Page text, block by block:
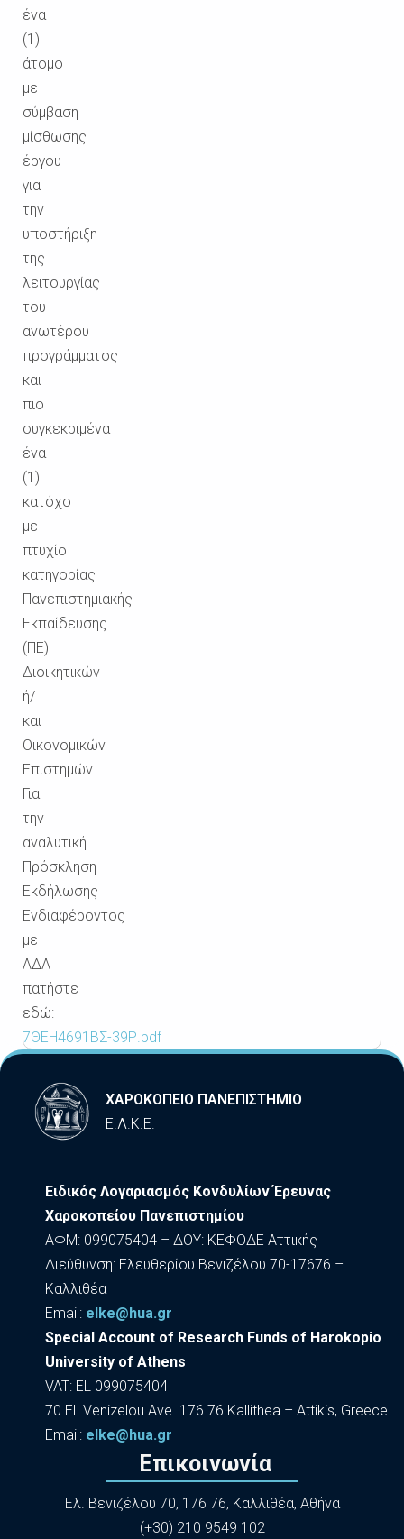
ένα
(1)
άτομο
με
σύμβαση
μίσθωσης
έργου
για
την
υποστήριξη
της
λειτουργίας
του
ανωτέρου
προγράμματος
και
πιο
συγκεκριμένα
ένα
(1)
κατόχο
με
πτυχίο
κατηγορίας
Πανεπιστημιακής
Εκπαίδευσης
(ΠΕ)
Διοικητικών
ή/
και
Οικονομικών
Επιστημών.
Για
την
αναλυτική
Πρόσκληση
Εκδήλωσης
Ενδιαφέροντος
με
ΑΔΑ
πατήστε
εδώ:
7ΘΕΗ4691ΒΣ-39Ρ.pdf
ΧΑΡΟΚΟΠΕΙΟ ΠΑΝΕΠΙΣΤΗΜΙΟ
Ε.Λ.Κ.Ε.
Ειδικός Λογαριασμός Κονδυλίων Έρευνας
Χαροκοπείου Πανεπιστημίου
ΑΦΜ: 099075404 – ΔΟΥ: ΚΕΦΟΔΕ Αττικής
Διεύθυνση: Ελευθερίου Βενιζέλου 70-17676 –
Καλλιθέα
Εmail: elke@hua.gr
Special Account of Research Funds of Harokopio
University of Athens
VAT: EL 099075404
70 El. Venizelou Ave. 176 76 Kallithea – Attikis, Greece
Εmail: elke@hua.gr
Επικοινωνία
Ελ. Βενιζέλου 70, 176 76, Καλλιθέα, Αθήνα
(+30) 210 9549 102